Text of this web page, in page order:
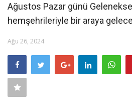
KÜNYE
SAĞLIK
FİRMA HABER
Ağustos Pazar günü
hemşehrileriyle bir araya
Ağu 26, 2024